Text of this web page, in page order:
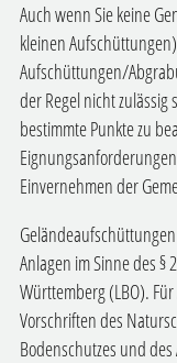
Auch wenn Sie keine
kleinen
Aufschüttungen/
der Regel nicht
bestimmte Punkte zu
Einvernehmen der
Anlagen im Sinne des
Württemberg (LBO).
Vorschriften des
Bodenschutzes und